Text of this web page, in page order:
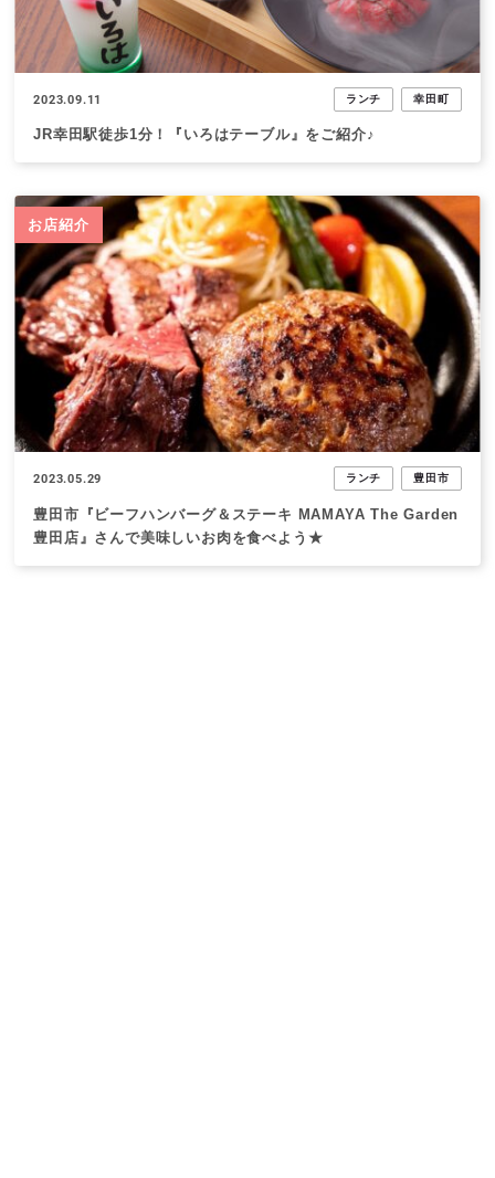
2023.09.11 ランチ 幸田町
JR幸田駅徒歩1分！『いろはテーブル』をご紹介♪
お店紹介
2023.05.29 ランチ 豊田市
豊田市『ビーフハンバーグ＆ステーキ MAMAYA The Garden
豊田店』さんで美味しいお肉を食べよう★